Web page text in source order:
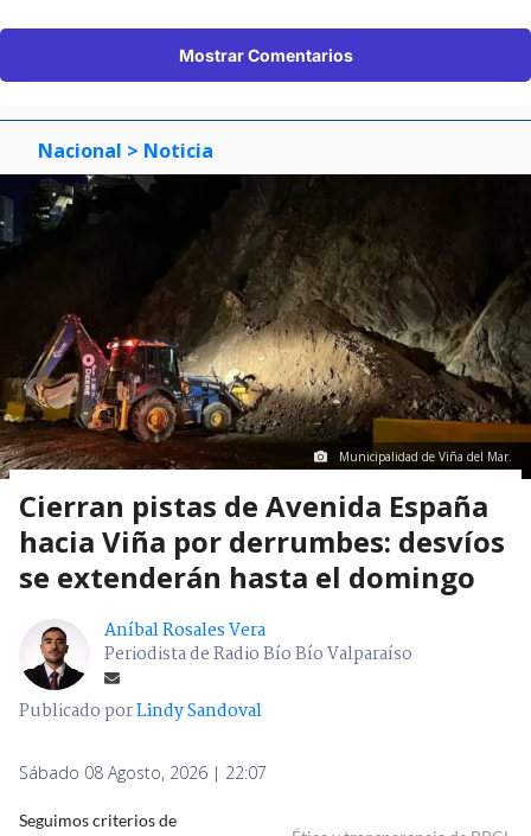
Mostrar Comentarios
Nacional > Noticia
Municipalidad de Viña del Mar.
Cierran pistas de Avenida España
hacia Viña por derrumbes: desvíos
se extenderán hasta el domingo
Aníbal Rosales Vera
Periodista de Radio Bío Bío Valparaíso
Publicado porLindy Sandoval
Sábado 08 Agosto, 2026 | 22:07
Seguimos criterios de